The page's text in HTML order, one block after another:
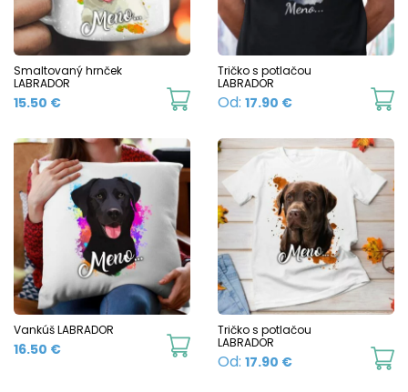
may
be
chosen
page
Smaltovaný hrnček
LABRADOR
15.50 €
This
has
multiple
variants.
options
may
be
chosen
Tričko s potlačou
LABRADOR
Od: 17.90 €
Vankúš LABRADOR
16.50 €
Tričko s potlačou
LABRADOR
Od: 17.90 €